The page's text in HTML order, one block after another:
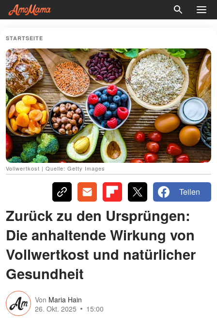
STARTSEITE
Vollwertkost | Quelle: Getty Images
Teilen
Zurück zu den Ursprüngen:
Die anhaltende Wirkung von
Vollwertkost und natürlicher
Gesundheit
Von Maria Hain
26. Okt. 2025
15:00